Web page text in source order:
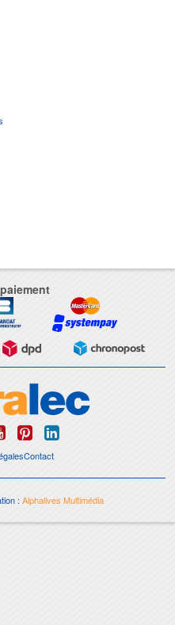
Contact
:Alphalives Multimédia